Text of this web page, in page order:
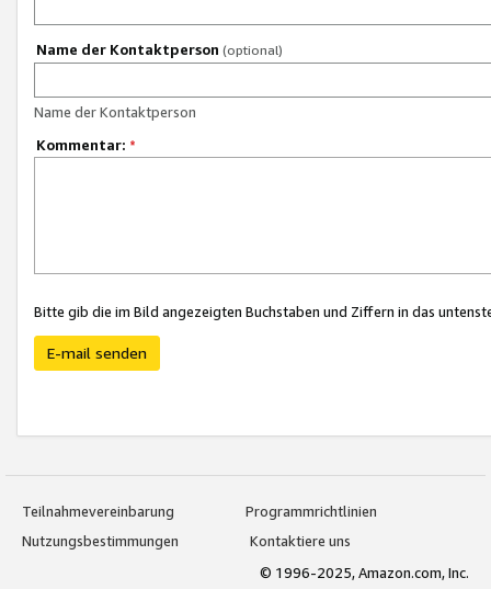
Name der Kontaktperson (optional)
Name der Kontaktperson
Kommentar: *
Bitte gib die im Bild angezeigten Buchstaben und Ziffern in das
E-mail senden
Teilnahmevereinbarung
Programmrichtlinien
Nutzungsbestimmungen
Kontaktiere uns
© 1996-2025, Amazon.com, Inc.